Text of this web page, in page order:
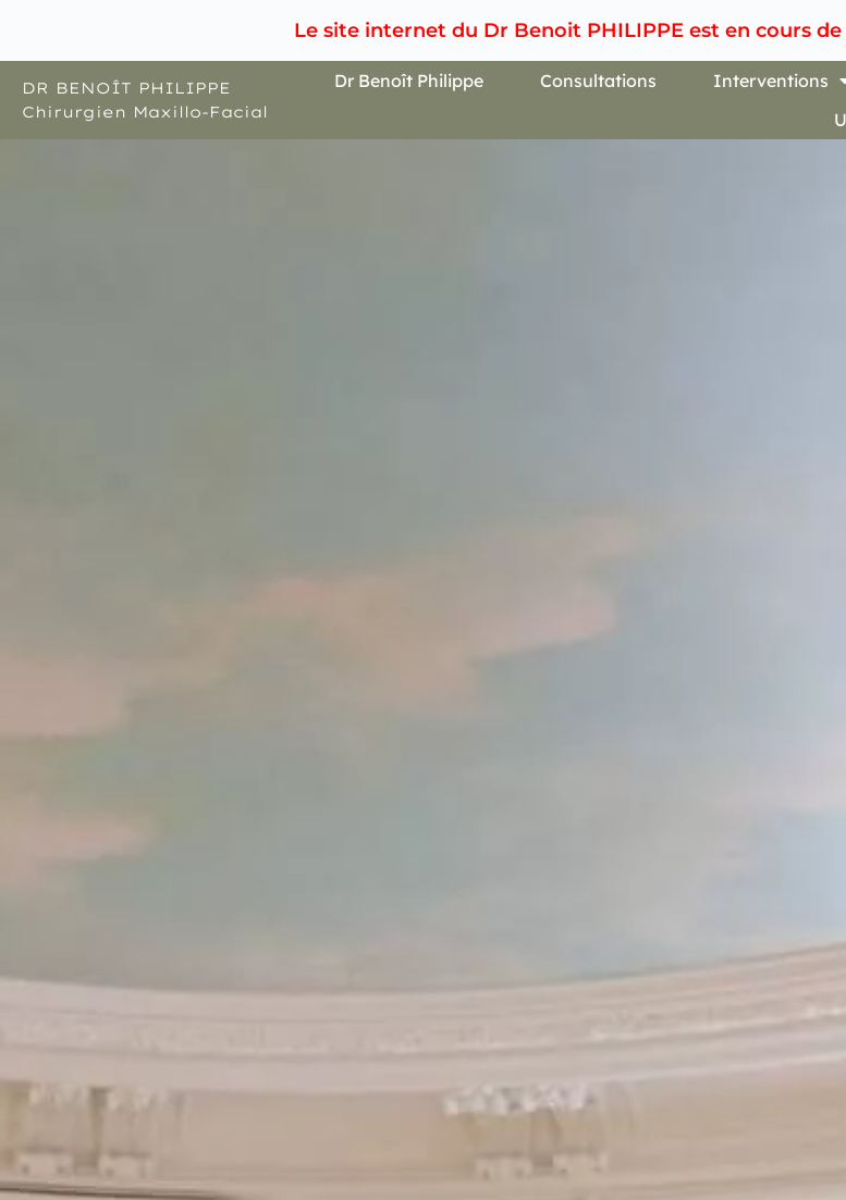
contenu
Le site internet du Dr Benoit PHILIPPE est en cours
DR BENOÎT PHILIPPE
Chirurgien Maxillo-Facial
Dr Benoît Philippe Consultations Interventions